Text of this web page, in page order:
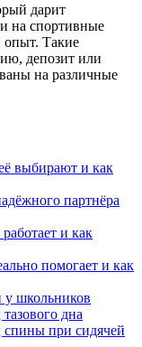
дарит
на спортивные
опыт. Такие
депозит или
на различные
выбирают и как
партнёра
и как
помогает и как
у школьников
дна
при сидячей